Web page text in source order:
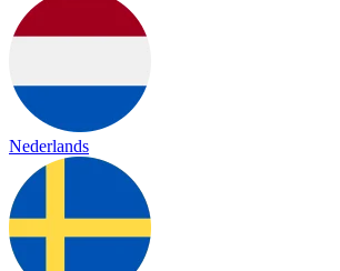
Nederlands